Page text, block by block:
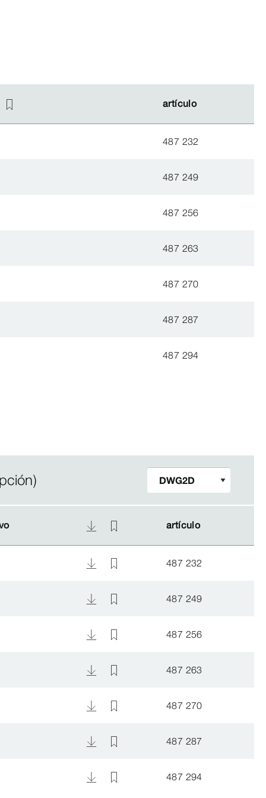
artículo
artículo
487 232
487 249
487 256
487 263
487 270
487 287
487 294
artículo
artículo
487 232
487 249
487 256
487 263
487 270
487 287
487 294